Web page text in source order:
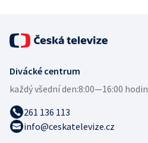
Divácké centrum
každý všední den:8:00—16:00 hodin
261 136 113
info@ceskatelevize.cz